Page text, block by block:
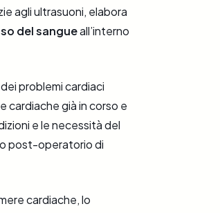
agli ultrasuoni, elabora
del sangueall’interno
problemi cardiaci
cardiache già in corso e
e le necessità del
post-operatorio di
cardiache, lo